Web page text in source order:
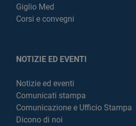
Giglio Med
Corsi e convegni
NOTIZIE ED EVENTI
Notizie ed eventi
Comunicati stampa
Comunicazione e Ufficio Stampa
Dicono di noi